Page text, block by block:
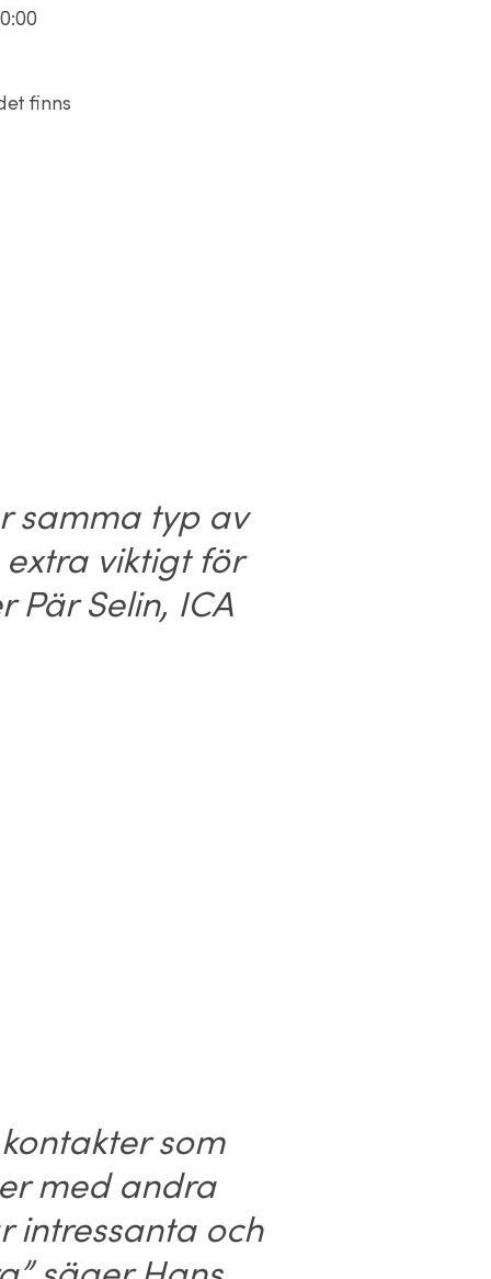
finns
samma typ av
viktigt för
Pär Selin, ICA
som
med andra
intressanta och